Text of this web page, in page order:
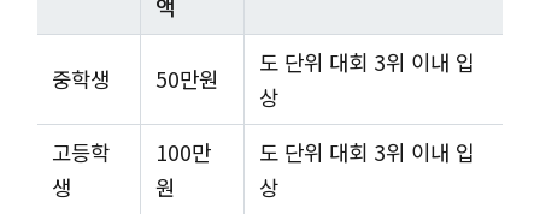
액
중학생 50만원
도 단위 대회 3위 이내 입
상
고등학
생
100만
원
도 단위 대회 3위 이내 입
상